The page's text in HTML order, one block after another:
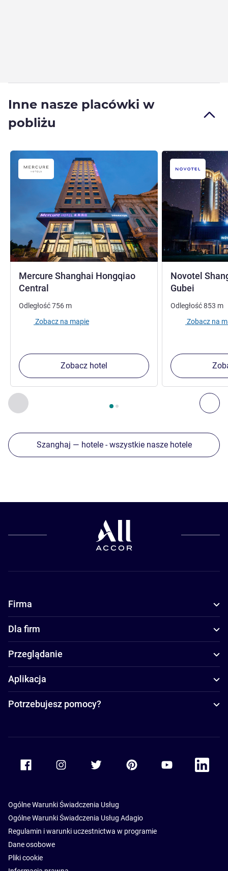
Inne nasze placówki w
pobliżu
Poprzedni - Inne nasze placówki w pobliżu
Strona , Inne nasze placówki w pobliżu 1 :, Inne nasze
Mercure Shanghai Hongqiao
Central
Odległość756 m
Zobacz na mapie
Zobacz hotel
Novotel
Gubei
Odległość853 m
Zobacz na
Szanghaj — hotele - wszystkie nasze hotele
Firma
Dla firm
Przeglądanie
Aplikacja
Potrzebujesz pomocy?
Accor Facebook Accor TwitterAccor PinterestAccor Youtube
Accor
Ogólne Warunki Świadczenia Usług
Ogólne Warunki Świadczenia Usług Adagio
Regulamin i warunki uczestnictwa w programie
Dane osobowe
Pliki cookie